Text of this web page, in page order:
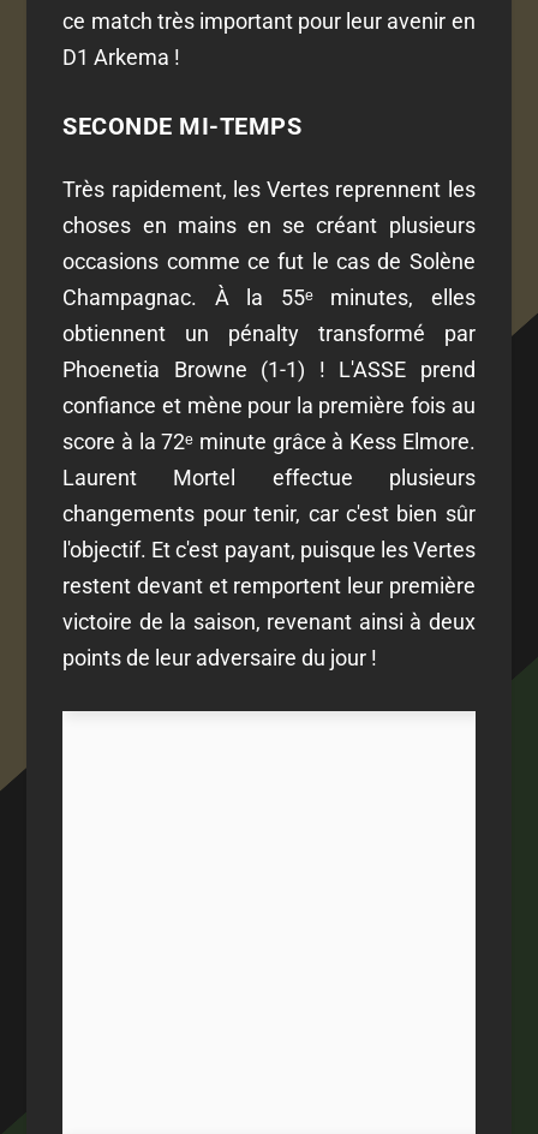
ce match très important pour leur avenir en
D1 Arkema !
SECONDE MI-TEMPS
Très rapidement, les Vertes reprennent les
choses en mains en se créant plusieurs
occasions comme ce fut le cas de Solène
Champagnac. À la 55ᵉ minutes, elles
obtiennent un pénalty transformé par
Phoenetia Browne (1-1) ! L'ASSE prend
confiance et mène pour la première fois au
score à la 72ᵉ minute grâce à Kess Elmore.
Laurent Mortel effectue plusieurs
changements pour tenir, car c'est bien sûr
l'objectif. Et c'est payant, puisque les Vertes
restent devant et remportent leur première
victoire de la saison, revenant ainsi à deux
points de leur adversaire du jour !